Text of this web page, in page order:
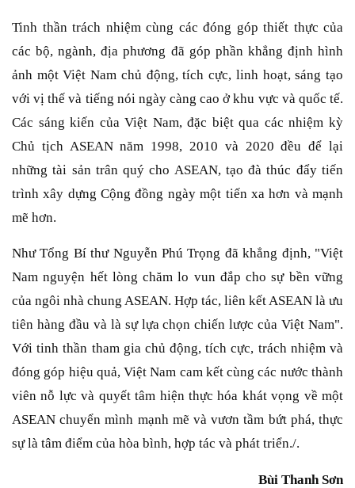
Tinh thần trách nhiệm cùng các đóng góp thiết thực của
các bộ, ngành, địa phương đã góp phần khẳng định hình
ảnh một Việt Nam chủ động, tích cực, linh hoạt, sáng tạo
với vị thế và tiếng nói ngày càng cao ở khu vực và quốc tế.
Các sáng kiến của Việt Nam, đặc biệt qua các nhiệm kỳ
Chủ tịch ASEAN năm 1998, 2010 và 2020 đều để lại
những tài sản trân quý cho ASEAN, tạo đà thúc đẩy tiến
trình xây dựng Cộng đồng ngày một tiến xa hơn và mạnh
mẽ hơn.
Như Tổng Bí thư Nguyễn Phú Trọng đã khẳng định, "Việt
Nam nguyện hết lòng chăm lo vun đắp cho sự bền vững
của ngôi nhà chung ASEAN. Hợp tác, liên kết ASEAN là ưu
tiên hàng đầu và là sự lựa chọn chiến lược của Việt Nam".
Với tinh thần tham gia chủ động, tích cực, trách nhiệm và
đóng góp hiệu quả, Việt Nam cam kết cùng các nước thành
viên nỗ lực và quyết tâm hiện thực hóa khát vọng về một
ASEAN chuyển mình mạnh mẽ và vươn tầm bứt phá, thực
sự là tâm điểm của hòa bình, hợp tác và phát triển./.
Bùi Thanh Sơn